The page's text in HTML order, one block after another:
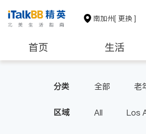
南加州[ 更换 ]
首页 生活
分类 全部 老
区域 All Los